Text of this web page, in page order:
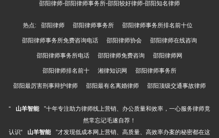
邵阳律师-邵阳律师事务所-邵阳较好律师-邵阳知名律师
热点: 邵阳律师 邵阳律师事务所 邵阳律师事务所排名前十位
邵阳律师事务所免费咨询电话 邵阳律师协会 邵阳律师在线咨询
邵阳律师事务所电话 邵阳律师免费咨询 邵阳律师网
邵阳律师排名前十 湘律知识网 邵阳律师事务所
邵阳最厉害刑事辩护律师 邵阳最有名离婚律师 邵阳顶级交通事故律师
“ 山羊智能
”十年专注助力律师线上营销、办公质量和效率，一心服务律师竟
然常忘记毛遂自荐！
认识“
山羊智能 ”才发现低成本网上营销、高质量、高效率办案的秘密都在这